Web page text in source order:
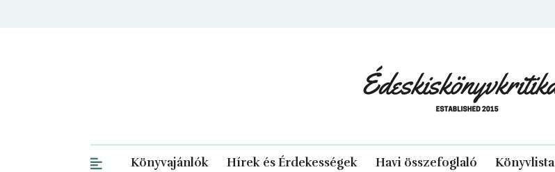
Könyvajánlók Hírek és Érdekességek Havi összefoglaló Könyvlista